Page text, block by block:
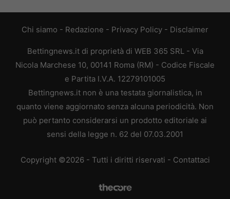
Chi siamo - Redazione - Privacy Policy - Disclaimer
Bettingnews.it di proprietà di WEB 365 SRL - Via
Nicola Marchese 10, 00141 Roma (RM) - Codice Fiscale
e Partita I.V.A. 12279101005
Bettingnews.it non è una testata giornalistica, in
quanto viene aggiornato senza alcuna periodicità. Non
può pertanto considerarsi un prodotto editoriale ai
sensi della legge n. 62 del 07.03.2001
Copyright ©2026 - Tutti i diritti riservati - Contattaci